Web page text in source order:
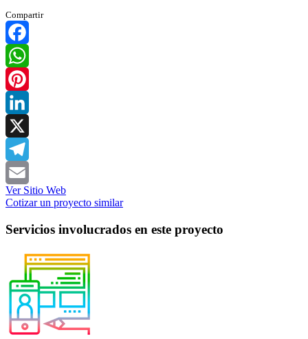
Compartir
Facebook
WhatsApp
Pinterest
LinkedIn
X
Telegram
Email
Ver Sitio Web
Cotizar un proyecto similar
Servicios involucrados en este proyecto